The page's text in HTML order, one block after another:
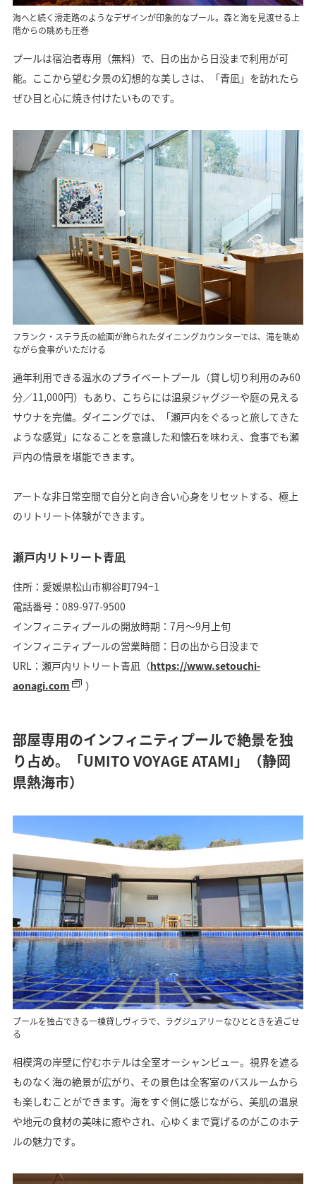
海へと続く滑走路のようなデザインが印象的なプール。森と海を見渡せる上
階からの眺めも圧巻
プールは宿泊者専用（無料）で、日の出から日没まで利用が可
能。ここから望む夕景の幻想的な美しさは、「青凪」を訪れたら
ぜひ目と心に焼き付けたいものです。
フランク・ステラ氏の絵画が飾られたダイニングカウンターでは、滝を眺め
ながら食事がいただける
通年利用できる温水のプライベートプール（貸し切り利用のみ60
分／11,000円）もあり、こちらには温泉ジャグジーや庭の見える
サウナを完備。ダイニングでは、「瀬戸内をぐるっと旅してきた
ような感覚」になることを意識した和懐石を味わえ、食事でも瀬
戸内の情景を堪能できます。
アートな非日常空間で自分と向き合い心身をリセットする、極上
のリトリート体験ができます。
瀬戸内リトリート青凪
住所：愛媛県松山市柳谷町794−1
電話番号：089-977-9500
インフィニティプールの開放時期：7月～9月上旬
インフィニティプールの営業時間：日の出から日没まで
URL：瀬戸内リトリート青凪（https://www.setouchi-
aonagi.com
）
部屋専用のインフィニティプールで絶景を独
り占め。「UMITO VOYAGE ATAMI」（静岡
県熱海市）
プールを独占できる一棟貸しヴィラで、ラグジュアリーなひとときを過ごせ
る
相模湾の岸壁に佇むホテルは全室オーシャンビュー。視界を遮る
ものなく海の絶景が広がり、その景色は全客室のバスルームから
も楽しむことができます。海をすぐ側に感じながら、美肌の温泉
や地元の食材の美味に癒やされ、心ゆくまで寛げるのがこのホテ
ルの魅力です。